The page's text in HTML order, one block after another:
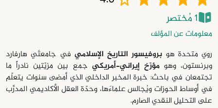
1 مُختصر
معلومات عن المؤلف
روي متحدة هو بروفيسور التاريخ الإسلامي في جامعتَي هارفارد
وبرنستون، وهومؤرّخ إيراني-أمريكي جمع بين مزيّتين نادراً ما
تجتمعان في باحث: خبرة المخبر الداخلي الذي أمضى سنوات يتعلّم
في أوساط الحوزات ويُجالس علماءَها، وحدّة العقل الأكاديمي المدرَّب
على التحليل النقدي الصارم.